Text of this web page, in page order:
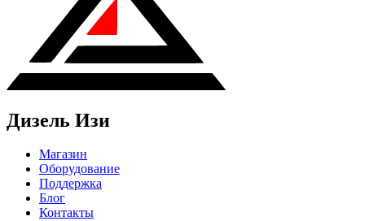
Дизель Изи
Магазин
Оборудование
Поддержка
Блог
Контакты